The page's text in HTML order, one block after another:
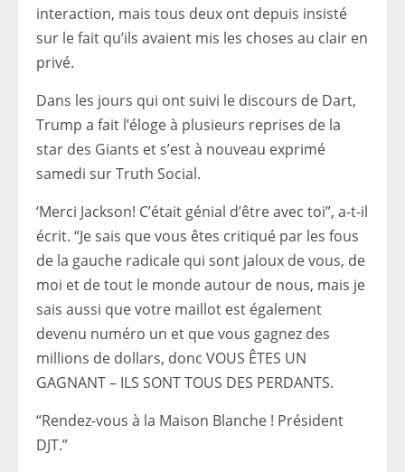
interaction, mais tous deux ont depuis insisté
sur le fait qu’ils avaient mis les choses au clair en
privé.
Dans les jours qui ont suivi le discours de Dart,
Trump a fait l’éloge à plusieurs reprises de la
star des Giants et s’est à nouveau exprimé
samedi sur Truth Social.
‘Merci Jackson! C’était génial d’être avec toi”, a-t-il
écrit. “Je sais que vous êtes critiqué par les fous
de la gauche radicale qui sont jaloux de vous, de
moi et de tout le monde autour de nous, mais je
sais aussi que votre maillot est également
devenu numéro un et que vous gagnez des
millions de dollars, donc VOUS ÊTES UN
GAGNANT – ILS SONT TOUS DES PERDANTS.
“Rendez-vous à la Maison Blanche ! Président
DJT.”